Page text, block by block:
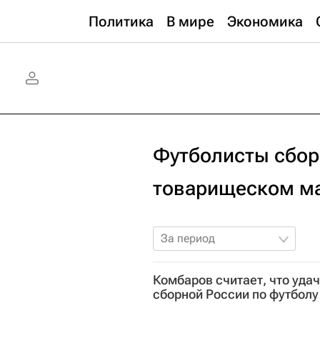
Политика В мире Экономика
Футболисты
товарищеском
За период
Комбаров считает, что
сборной России по футболу